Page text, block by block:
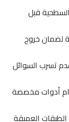
قبل
خروج
السوائل
أدوات مخصصة
العميقة